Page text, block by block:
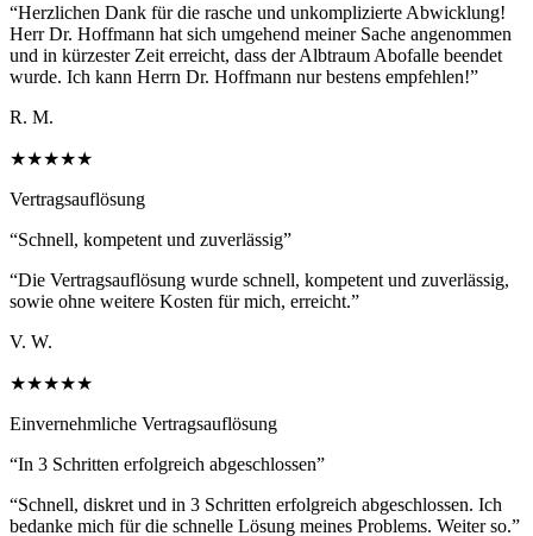
“Herzlichen Dank für die rasche und unkomplizierte Abwicklung!
Herr Dr. Hoffmann hat sich umgehend meiner Sache angenommen
und in kürzester Zeit erreicht, dass der Albtraum Abofalle beendet
wurde. Ich kann Herrn Dr. Hoffmann nur bestens empfehlen!”
R. M.
★★★★★
Vertragsauflösung
“Schnell, kompetent und zuverlässig”
“Die Vertragsauflösung wurde schnell, kompetent und zuverlässig,
sowie ohne weitere Kosten für mich, erreicht.”
V. W.
★★★★★
Einvernehmliche Vertragsauflösung
“In 3 Schritten erfolgreich abgeschlossen”
“Schnell, diskret und in 3 Schritten erfolgreich abgeschlossen. Ich
bedanke mich für die schnelle Lösung meines Problems. Weiter so.”